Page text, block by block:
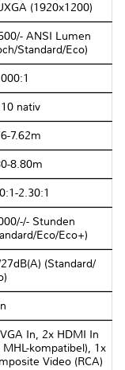
(1920x1200)
​- ANSI Lumen
​Standard/​Eco)
nativ
7.62m
8.80m
2.30:1
​-/​- Stunden
​Eco/​Eco+)
(Standard/​
In, 2x HDMI In
MHL-kompatibel), 1x
Video (RCA)